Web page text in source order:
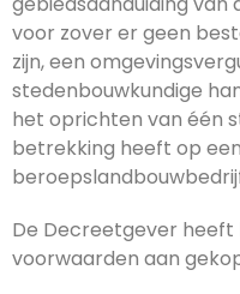
voor zover er geen
zijn, een
stedenbouwkundige
het oprichten van één
betrekking heeft op
De Decreetgever
voorwaarden aan